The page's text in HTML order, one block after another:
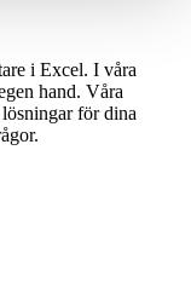
i Excel. I våra
hand. Våra
för dina